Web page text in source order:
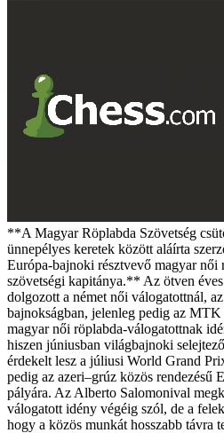
**A Magyar Röplabda Szövetség
ünnepélyes keretek között aláírta
Európa-bajnoki résztvevő magyar női
szövetségi kapitánya.** Az ötven
dolgozott a német női válogatottnál,
bajnokságban, jelenleg pedig az
magyar női röplabda-válogatottnak
hiszen júniusban világbajnoki
érdekelt lesz a júliusi World Grand
pedig az azeri–grúz közös rendezésű
pályára. Az Alberto Salomonival
válogatott idény végéig szól, de a
hogy a közös munkát hosszabb távra